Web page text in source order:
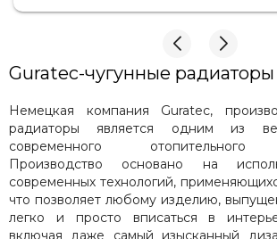
взаимодействия с ней. Вот это я
И надеюсь наши чудесные радиаторы
много-много лет) СПАСИБО!!!!
Guratec-чугунные радиаторы
Немецкая компания Guratec,
радиаторы является одним из
современного отопительного
Производство основано на
современных технологий,
что позволяет любому изделию,
легко и просто вписаться в
включая даже самый изысканный